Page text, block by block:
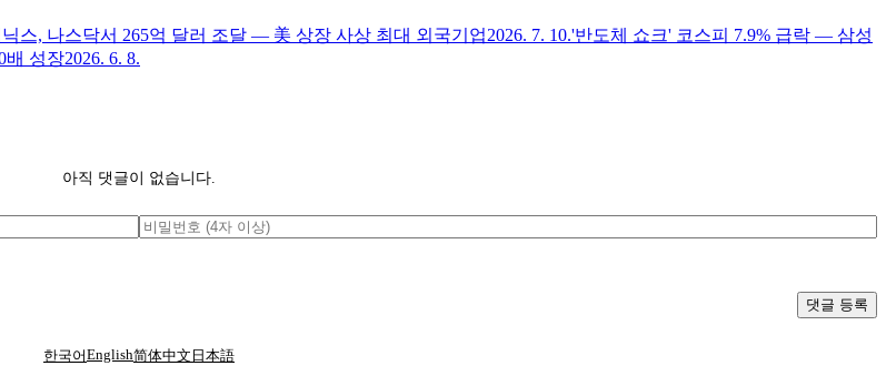
스, 나스닥서 265억 달러 조달 — 美 상장 사상 최대 외국기업2026. 7. 10.'반도체 쇼크' 코스피 7.9% 급락 — 삼성
배 성장2026. 6. 8.
아직 댓글이 없습니다.
댓글 등록
한국어English简体中文 日本語